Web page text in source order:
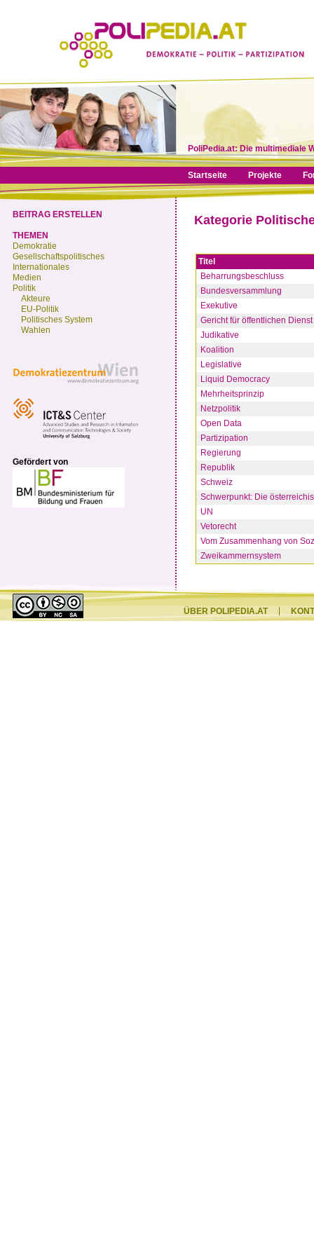
PoliPedia.at: Die multimediale
Startseite Projekte
Kategorie
Titel
Beharrungsbeschluss
Bundesversammlung
Exekutive
Gericht für öffentlichen Dienst
Judikative
Koalition
Legislative
Liquid Democracy
Mehrheitsprinzip
Netzpolitik
Open Data
Partizipation
Regierung
Republik
Schweiz
Schwerpunkt: Die
UN
Vetorecht
Vom Zusammenhang von
Zweikammernsystem
BEITRAG ERSTELLEN
THEMEN
Demokratie
Gesellschaftspolitisches
Internationales
Medien
Politik
Akteure
EU-Politik
Politisches System
Wahlen
Gefördert von
ÜBER POLIPEDIA.AT